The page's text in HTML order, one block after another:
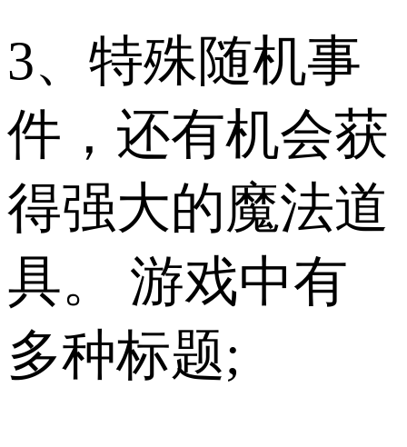
3、特殊随机事
件，还有机会获
得强大的魔法道
具。 游戏中有
多种标题;